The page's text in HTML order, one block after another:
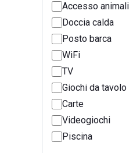
Accesso animali
Doccia calda
Posto barca
WiFi
TV
Giochi da tavolo
Carte
Videogiochi
Piscina